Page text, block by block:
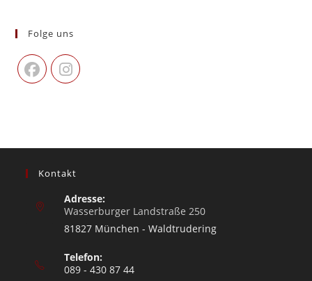
Folge uns
Kontakt
Adresse:
Wasserburger Landstraße 250
81827 München - Waldtrudering
Telefon:
089 - 430 87 44